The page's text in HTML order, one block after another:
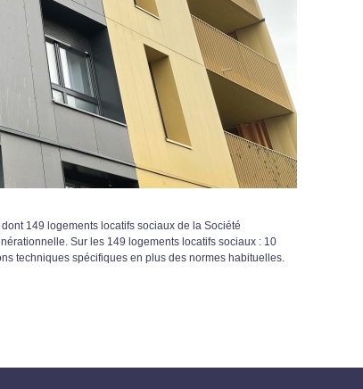
149 logements locatifs sociaux de la Société
Sur les 149 logements locatifs sociaux : 10
techniques spécifiques en plus des normes habituelles.